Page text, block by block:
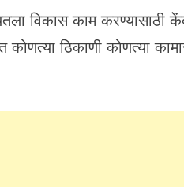
विकास काम
कोणत्या ठिकाणी कोणत्या